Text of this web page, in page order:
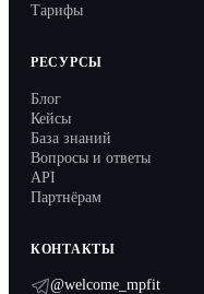
Тарифы
РЕСУРСЫ
Блог
Кейсы
База знаний
Вопросы и ответы
API
Партнёрам
КОНТАКТЫ
@welcome_mpfit